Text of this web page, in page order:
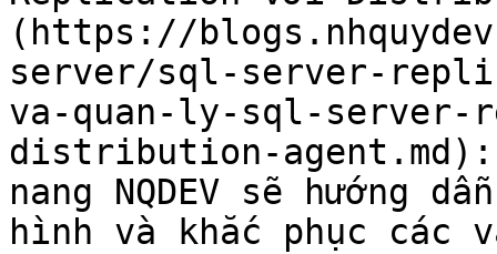
(https://
server/sql-server-
va-quan-ly-sql-
distribution-
nang NQDEV sẽ hướng
hình và khắc phục các